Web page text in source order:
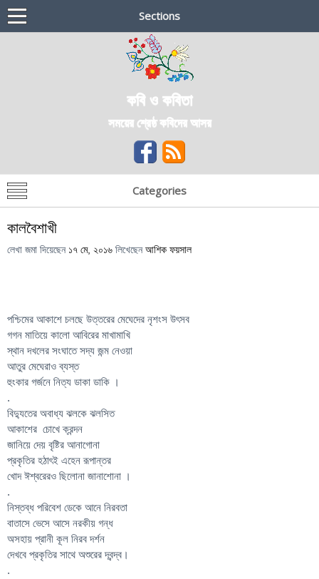
Sections
কবি ও কবিতা
সময়ের শ্রেষ্ঠ কবিদের আসর
Categories
কালবৈশাখী
লেখা জমা দিয়েছেন ১৭ মে, ২০১৬ লিখেছেন আশিক ফয়সাল
পশ্চিমের আকাশে চলছে উত্তরের মেঘেদের নৃশংস উৎসব
গগন মাতিয়ে কালো আবিরের মাখামাখি
স্থান দখলের সংঘাতে সদ্য জন্ম নেওয়া
আতুর মেঘেরাও ব্যস্ত
হুংকার গর্জনে নিত্য ডাকা ডাকি ।
.
বিদ্যুতের অবাধ্য ঝলকে ঝলসিত
আকাশের চোখে ক্রন্দন
জানিয়ে দেয় বৃষ্টির আনাগোনা
প্রকৃতির হঠাৎই এহেন রূপান্তর
খোদ ঈশ্বরেরও ছিলোনা জানাশোনা ।
.
নিস্তব্ধ পরিবেশ ডেকে আনে নিরবতা
বাতাসে ভেসে আসে নরকীয় গন্ধ
অসহায় প্রানী কূল নিরব দর্শন
দেখবে প্রকৃতির সাথে অশুরের দ্বন্দ্ব।
.